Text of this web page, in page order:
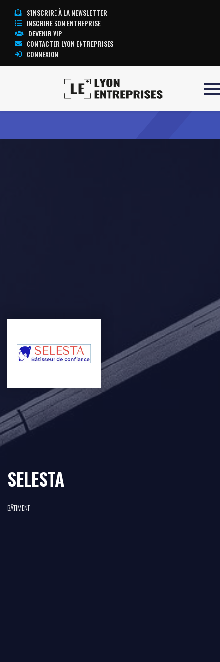
S'INSCRIRE À LA NEWSLETTER
INSCRIRE SON ENTREPRISE
DEVENIR VIP
CONTACTER LYON ENTREPRISES
CONNEXION
SELESTA
BÂTIMENT